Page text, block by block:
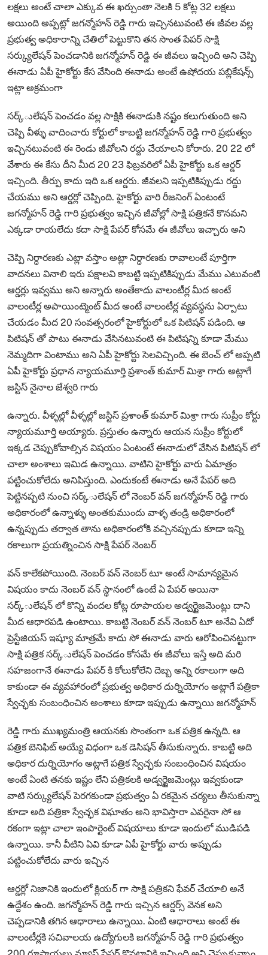
లక్షలు అంటే చాలా ఎక్కువ ఈ ఖర్చుంతా నెలకి 5 కోట్ల 32 లక్షలు
అయింది అప్పట్లో జగన్మోహన్ రెడ్డి గారు ఇచ్చినటువంటి ఈ జీవల వల్ల
ప్రభుత్వ అధికారాన్ని చేతిలో పెట్టుకొని తన సొంత పేపర్ సాక్షి
సర్క్యులేషన్ పెంచడానికి జగన్మోహన్ రెడ్డి ఈ జీవలు ఇచ్చింది అని చెప్పి
ఈనాడు ఏపీ హైకోర్టు కేస వేసింది ఈనాడు అంటే ఉషోదయ పబ్లికేషన్స్
ఇట్లా అక్రమంగా
సర్క్ులేషన్ పెంచడం వల్ల సాక్షికి ఈనాడుకి నష్టం కలుగుతుంది అని
చెప్పి వీళ్ళు వాదించారు కోర్టులో కాబట్టి జగన్మోహన్ రెడ్డి గారి ప్రభుత్వం
ఇచ్చినటువంటి ఈ రెండు జీవోలని రద్దు చేయాలని కోరారు. 20 22 లో
వేశారు ఈ కేసు దీని మీద 20 23 ఫిబ్రవరిలో ఏపీ హైకోర్టు ఒక ఆర్డర్
ఇచ్చింది. తీర్పు కాదు ఇది ఒక ఆర్డరు. జీవలని ఇప్పటికిప్పుడు రద్దు
చేయము అని ఆర్డర్లో చెప్పింది. హైకోర్టు వారి రీజనింగ్ ఏంటంటే
జగన్మోహన్ రెడ్డి గారి ప్రభుత్వం ఇచ్చిన జీవోల్లో సాక్షి పత్రికనే కొనమని
ఎక్కడా రాయలేదు కదా సాక్షి పేపర్ కోసమే ఈ జీవోలు ఇచ్చారు అని
చెప్పి నిర్ధారణకు ఎట్లా వస్తాం అట్లా నిర్ధారణకు రావాలంటే పూర్తిగా
వాదనలు వినాలి ఇరు పక్షాలవి కాబట్టి ఇప్పటికిప్పుడు మేము ఎటువంటి
ఆర్డర్లు ఇవ్వము అని అన్నారు అంతేకాదు వాలంటీర్ల మీద అంటే
వాలంటీర్ల అపాయింట్మెంట్ మీద అంటే వాలంటీర్ల వ్యవస్థను ఏర్పాటు
చేయడం మీద 20 సంవత్సరంలో హైకోర్టులో ఒక పిటిషన్ పడింది. ఆ
పిటిషన్ తో పాటు ఈనాడు వేసినటువంటి ఈ పిటిషన్ని కూడా మేము
నెమ్మదిగా వింటాము అని ఏపీ హైకోర్టు సెలవిచ్చింది. ఈ బెంచ్ లో అప్పటి
ఏపీ హైకోర్టు ప్రధాన న్యాయమూర్తి ప్రశాంత్ కుమార్ మిశ్రా గారు అట్లాగే
జస్టిస్ నైనాల జేశ్వరి గారు
ఉన్నారు. వీళ్ళల్లో వీళ్ళల్లో జస్టిస్ ప్రశాంత్ కుమార్ మిశ్రా గారు సుప్రీం కోర్టు
న్యాయమూర్తి అయ్యారు. ప్రస్తుతం ఉన్నారు ఆయన సుప్రీం కోర్టులో
ఇక్కడ చెప్పుకోవాల్సిన విషయం ఏంటంటే ఈనాడులో వేసిన పిటిషన్ లో
చాలా అంశాలు ఇమిడ ఉన్నాయి. వాటిని హైకోర్టు వారు ఏమాత్రం
పట్టించుకోలేదు అనిపిస్తుంది. ఎందుకంటే ఈనాడు అనే పేపర్ అది
పెట్టినప్పటి నుంచి సర్క్ులేషన్ లో నెంబర్ వన్ జగన్మోహన్ రెడ్డి గారు
అధికారంలో ఉన్నాళ్ళు అంతకుముందు వాళ్ళ తండ్రి అధికారంలో
ఉన్నప్పుడు తర్వాత తాను అధికారంలోకి వచ్చినప్పుడు కూడా ఇన్ని
రకాలుగా ప్రయత్నించిన సాక్షి పేపర్ నెంబర్
వన్ కాలేకపోయింది. నెంబర్ వన్ నెంబర్ టూ అంటే సామాన్యమైన
విషయం కాదు నెంబర్ వన్ స్థానంలో ఉంటే ఏ పేపర్ అయినా
సర్క్ులేషన్ లో కొన్ని వందల కోట్ల రూపాయల అడ్వర్టైజమెంట్లు దాని
మీద ఆధారపడి ఉంటాయి. కాబట్టి నెంబర్ వన్ నెంబర్ టూ అనేవి ఏదో
ప్రెస్టేజియస్ ఇష్యూ మాత్రమే కాదు సో ఈనాడు వారు ఆరోపించినట్టుగా
సాక్షి పత్రిక సర్క్ులేషన్ పెంచడం కోసమే ఈ జీవోలు ఇస్తే అది మరి
సహజంగానే ఈనాడు పేపర్ కి కోలుకోలేని దెబ్బ అన్ని రకాలుగా అది
కాకుండా ఈ వ్యవహారంలో ప్రభుత్వ అధికార దుర్నియోగం అట్లాగే పత్రికా
స్వేచ్ఛకు సంబంధించిన అంశాలు కూడా ఇప్పుడు ఉన్నాయి జగన్మోహన్
రెడ్డి గారు ముఖ్యమంత్రి ఆయనకు సొంతంగా ఒక పత్రిక ఉన్నది. ఆ
పత్రిక బెనిఫిట్ అయ్యే విధంగా ఒక డెసిషన్ తీసుకున్నారు. కాబట్టి అది
అధికార దుర్నియోగం అట్లాగే పత్రిక స్వేచ్ఛకు సంబంధించిన విషయం
అంటే ఏంటి తనకు ఇష్టం లేని పత్రికలకి అడ్వర్టైజమెంట్లు ఇవ్వకుండా
వాటి సర్క్యులేషన్ పెరగకుండా ప్రభుత్వం ఏ రకమైన చర్యలు తీసుకున్నా
కూడా అది పత్రికా స్వేచ్ఛక విఘాతం అని భావిస్తారా ఎవరైనా సో ఆ
రకంగా ఇట్లా చాలా ఇంపార్టెంట్ విషయాలు కూడా ఇందులో ముడిపడి
ఉన్నాయి. కానీ వీటిని ఏవి కూడా ఏపీ హైకోర్టు వారు అప్పుడు
పట్టించుకోలేదు వారు ఇచ్చిన
ఆర్డర్లో నిజానికి ఇందులో క్లియర్ గా సాక్షి పత్రికని ఫేవర్ చేయాలి అనే
ఉద్దేశం ఉంది. జగన్మోహన్ రెడ్డి గారు ఇచ్చిన ఆర్డర్స్ వెనక అని
చెప్పడానికి తగిన ఆధారాలు ఉన్నాయి. ఏంటి ఆధారాలు అంటే ఈ
వాలంటీర్లకి సచివాలయ ఉద్యోగులకి జగన్మోహన్ రెడ్డి గారి ప్రభుత్వం